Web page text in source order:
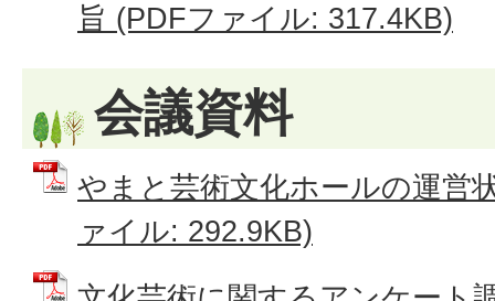
旨 (PDFファイル: 317.4KB)
会議資料
やまと芸術文化ホールの運営
ァイル: 292.9KB)